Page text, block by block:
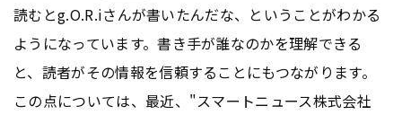
読むとg.O.R.iさんが書いたんだな、ということがわかる
ようになっています。書き手が誰なのかを理解できる
と、読者がその情報を信頼することにもつながります。
この点については、最近、"スマートニュース株式会社